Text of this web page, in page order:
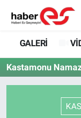
GALERİ
Kastamonu
GALERİ
YAZARLAR
GÜNDEM
Eskişehir
Eskişehir
Eskişehir
Süper Lig